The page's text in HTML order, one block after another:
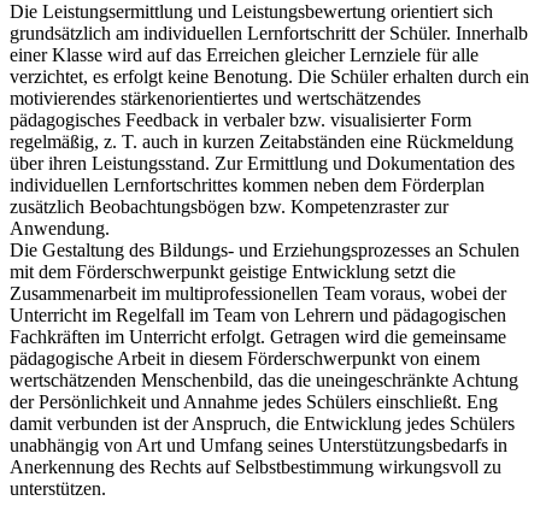
Die Leistungsermittlung und Leistungsbewertung orientiert sich
grundsätzlich am individuellen Lernfortschritt der Schüler. Innerhalb
einer Klasse wird auf das Erreichen gleicher Lernziele für alle
verzichtet, es erfolgt keine Benotung. Die Schüler erhalten durch ein
motivierendes stärkenorientiertes und wertschätzendes
pädagogisches Feedback in verbaler bzw. visualisierter Form
regelmäßig, z. T. auch in kurzen Zeitabständen eine Rückmeldung
über ihren Leistungsstand. Zur Ermittlung und Dokumentation des
individuellen Lernfortschrittes kommen neben dem Förderplan
zusätzlich Beobachtungsbögen bzw. Kompetenzraster zur
Anwendung.
Die Gestaltung des Bildungs- und Erziehungsprozesses an Schulen
mit dem Förderschwerpunkt geistige Entwicklung setzt die
Zusammenarbeit im multiprofessionellen Team voraus, wobei der
Unterricht im Regelfall im Team von Lehrern und pädagogischen
Fachkräften im Unterricht erfolgt. Getragen wird die gemeinsame
pädagogische Arbeit in diesem Förderschwerpunkt von einem
wertschätzenden Menschenbild, das die uneingeschränkte Achtung
der Persönlichkeit und Annahme jedes Schülers einschließt. Eng
damit verbunden ist der Anspruch, die Entwicklung jedes Schülers
unabhängig von Art und Umfang seines Unterstützungsbedarfs in
Anerkennung des Rechts auf Selbstbestimmung wirkungsvoll zu
unterstützen.